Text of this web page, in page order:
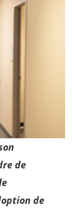
de
de